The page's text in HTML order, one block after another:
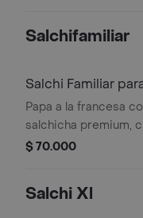
Salchifamiliar
Salchi Familiar
Papa a la francesa
salchicha premium,
carne, pollo, tocineta,
$ 70.000
Salchi Xl